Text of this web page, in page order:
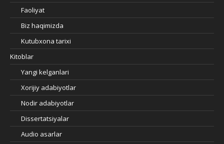
Faoliyat
Biz haqimizda
Kutubxona tarixi
Kitoblar
Yangi kelganlari
Xorijiy adabiyotlar
Nodir adabiyotlar
Dissertatsiyalar
Audio asarlar